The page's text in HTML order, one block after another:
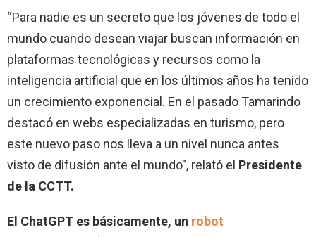
“Para nadie es un secreto que los jóvenes de todo el
mundo cuando desean viajar buscan información en
plataformas tecnológicas y recursos como la
inteligencia artificial que en los últimos años ha tenido
un crecimiento exponencial. En el pasado Tamarindo
destacó en webs especializadas en turismo, pero
este nuevo paso nos lleva a un nivel nunca antes
visto de difusión ante el mundo”, relató el Presidente
de la CCTT.
El ChatGPT es básicamente, un robot